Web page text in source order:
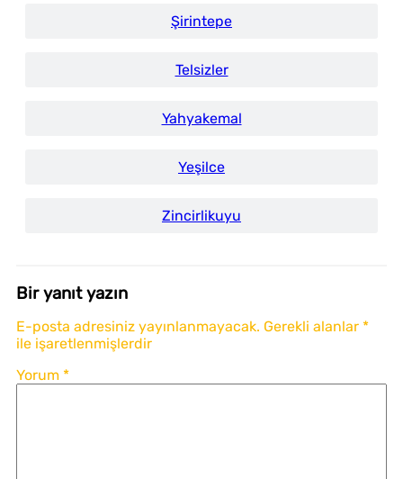
Şirintepe
Telsizler
Yahyakemal
Yeşilce
Zincirlikuyu
Bir yanıt yazın
E-posta adresiniz yayınlanmayacak. Gerekli alanlar *
ile işaretlenmişlerdir
Yorum *